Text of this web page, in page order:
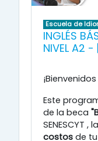
Escuela de
INGLÉS
NIVEL A2 -
Este
de la beca
SENESCYT ,
costos de